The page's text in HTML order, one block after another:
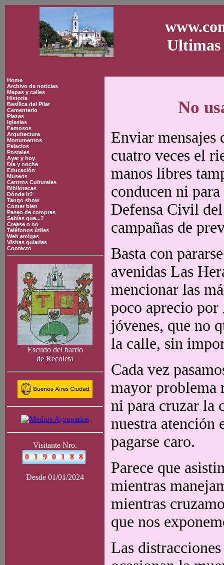
Ultimas
Home
Archivo de noticias
Mapas y calles
Historia
Basílica del Pilar
Cementerio
Plazas
Iglesias
Famosos
Arquitectura
Monumentos
Palacios
Postales
Ayer y hoy
Día y noche
Educación
Museos
Centros Culturales
Bibliotecas
Dónde ir?
Tango show
Comer bien
Paseo de compras
Sabías que...?
Crease o no
Teléfonos útiles
Web amigas
Visitas guiadas
Contacto
Escudo del barrio
de Recoleta
Visitante Nro.
Desde 01/01/2024
No
Enviar mensajes
cuatro veces el
manos libres
conducen ni
Defensa Civil
campañas de
Basta con
avenidas Las
mencionar las
poco aprecio
jóvenes, que no
la calle, sin
Cada vez
mayor problema
ni para cruzar la
nuestra atención
pagarse caro.
Parece que
mientras
mientras
que nos
Las